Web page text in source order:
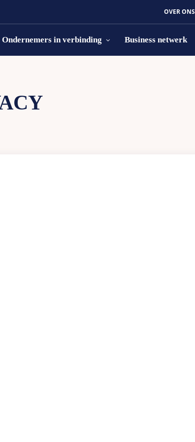
OVER ONS
Ondernemers in verbinding Business netwerk